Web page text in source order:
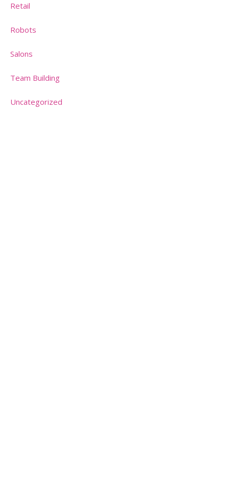
Retail
Robots
Salons
Team Building
Uncategorized